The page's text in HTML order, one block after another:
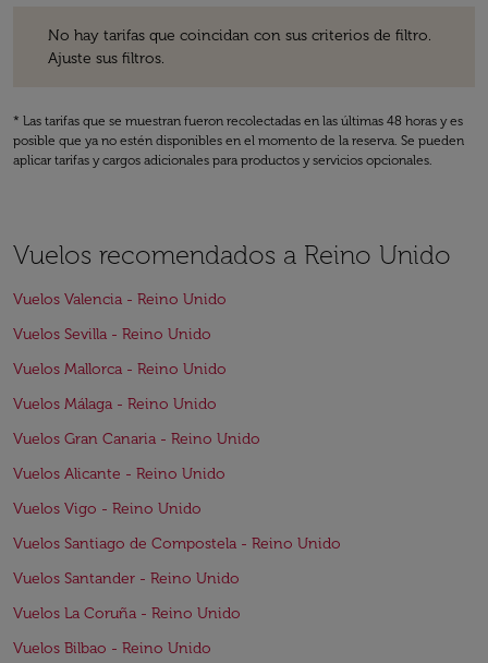
No hay tarifas que coincidan con sus criterios de filtro.
Ajuste sus filtros.
* Las tarifas que se muestran fueron recolectadas en las últimas 48 horas y es
posible que ya no estén disponibles en el momento de la reserva. Se pueden
aplicar tarifas y cargos adicionales para productos y servicios opcionales.
Vuelos recomendados a Reino Unido
Vuelos Valencia - Reino Unido
Vuelos Sevilla - Reino Unido
Vuelos Mallorca - Reino Unido
Vuelos Málaga - Reino Unido
Vuelos Gran Canaria - Reino Unido
Vuelos Alicante - Reino Unido
Vuelos Vigo - Reino Unido
Vuelos Santiago de Compostela - Reino Unido
Vuelos Santander - Reino Unido
Vuelos La Coruña - Reino Unido
Vuelos Bilbao - Reino Unido